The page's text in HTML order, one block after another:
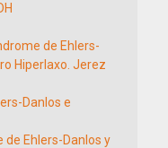
de Ehlers-
Hiperlaxo. Jerez
Danlos e
de Ehlers-Danlos y